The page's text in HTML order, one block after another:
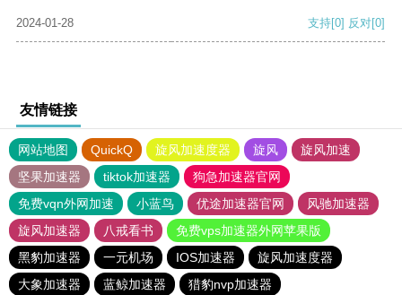
2024-01-28 支持[0] 反对[0]
友情链接
网站地图 QuickQ 旋风加速度器 旋风
旋风加速
坚果加速器
tiktok加速器
狗急加速器官网
免费vqn外网加速
小蓝鸟 优途加速器官网
风驰加速器
旋风加速器
八戒看书
免费vps加速器外网苹果版
黑豹加速器
一元机场 IOS加速器
旋风加速度器
大象加速器
蓝鲸加速器 猎豹nvp加速器